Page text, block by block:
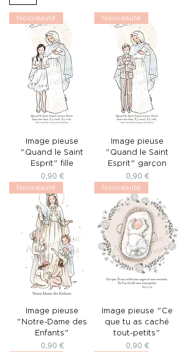
Nouveauté
Image pieuse
"Quand le Saint
Esprit" fille
Prix
0,90 €
Nouveauté
Image pieuse
"Quand le Saint
Esprit" garçon
Prix
0,90 €
Nouveauté
Image pieuse
"Notre-Dame des
Enfants"
Prix
0,90 €
Nouveauté
Image pieuse "Ce
que tu as caché
tout-petits"
Prix
0,90 €